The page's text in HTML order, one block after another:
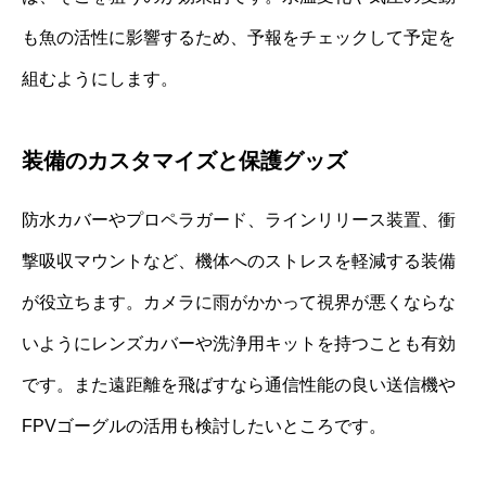
も魚の活性に影響するため、予報をチェックして予定を
組むようにします。
装備のカスタマイズと保護グッズ
防水カバーやプロペラガード、ラインリリース装置、衝
撃吸収マウントなど、機体へのストレスを軽減する装備
が役立ちます。カメラに雨がかかって視界が悪くならな
いようにレンズカバーや洗浄用キットを持つことも有効
です。また遠距離を飛ばすなら通信性能の良い送信機や
FPVゴーグルの活用も検討したいところです。